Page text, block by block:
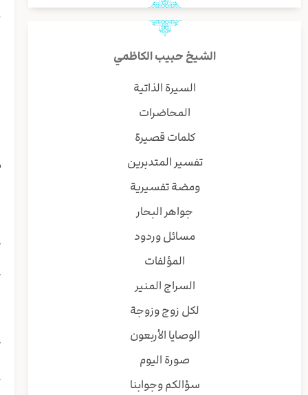
الشيخ حبيب الكاظمي
السيرة الذاتية
المحاضرات
كلمات قصيرة
تفسير المتدبرين
ومضة تفسيرية
جواهر البحار
مسائل وردود
المؤلفات
السراج المنير
لكل زوج وزوجة
الوصايا الأربعون
صورة اليوم
سؤالكم وجوابنا